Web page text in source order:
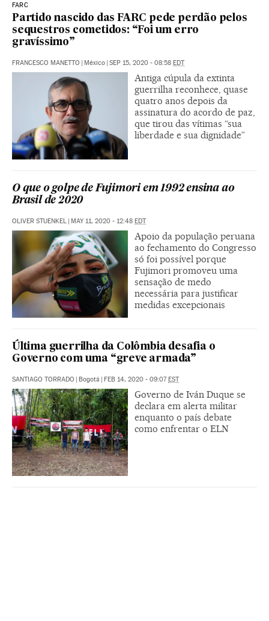
FARC
Partido nascido das FARC pede perdão pelos
sequestros cometidos: “Foi um erro
gravíssimo”
FRANCESCO MANETTO | México | SEP 15, 2020 - 08:58 EDT
Antiga cúpula da extinta
guerrilha reconhece, quase
quatro anos depois da
assinatura do acordo de paz,
que tirou das vítimas “sua
liberdade e sua dignidade”
O que o golpe de Fujimori em 1992 ensina ao
Brasil de 2020
OLIVER STUENKEL | MAY 11, 2020 - 12:48 EDT
Apoio da população peruana
ao fechamento do Congresso
só foi possível porque
Fujimori promoveu uma
sensação de medo
necessária para justificar
medidas excepcionais
Última guerrilha da Colômbia desafia o
Governo com uma “greve armada”
SANTIAGO TORRADO | Bogotá | FEB 14, 2020 - 09:07EST
Governo de Iván Duque se
declara em alerta militar
enquanto o país debate
como enfrentar o ELN